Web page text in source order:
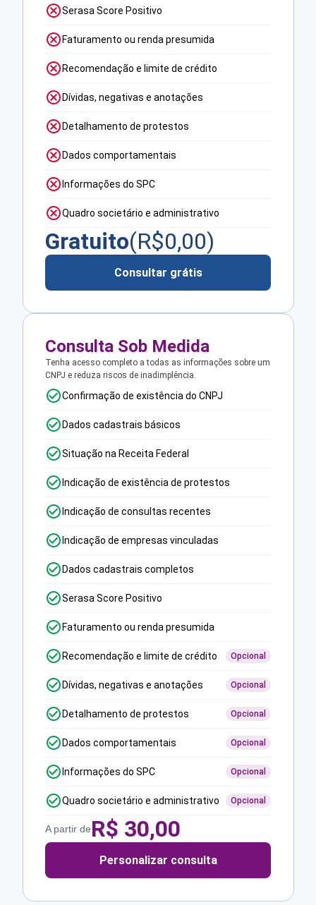
Serasa Score Positivo
Faturamento ou renda presumida
Recomendação e limite de crédito
Dívidas, negativas e anotações
Detalhamento de protestos
Dados comportamentais
Informações do SPC
Quadro societário e administrativo
Gratuito(R$0,00)
Consultar grátis
Consulta Sob Medida
Tenha acesso completo a todas as informações sobre um
CNPJ e reduza riscos de inadimplência.
Confirmação de existência do CNPJ
Dados cadastrais básicos
Situação na Receita Federal
Indicação de existência de protestos
Indicação de consultas recentes
Indicação de empresas vinculadas
Dados cadastrais completos
Serasa Score Positivo
Faturamento ou renda presumida
Recomendação e limite de crédito Opcional
Dívidas, negativas e anotações Opcional
Detalhamento de protestos Opcional
Dados comportamentais Opcional
Informações do SPC Opcional
Quadro societário e administrativo Opcional
A partir deR$ 30,00
Personalizar consulta